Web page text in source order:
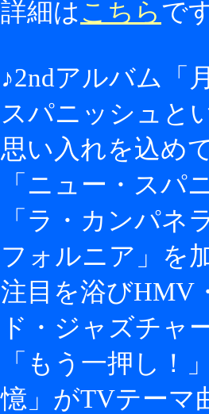
詳細は こちら で
♪2ndアルバム「
スパニッシュと
思い入れを込め
「ニュー・スパ
「ラ・カンパネ
フォルニア」を
注目を浴びHMV
ド・ジャズチャ
「もう一押し！
憶」がTVテーマ